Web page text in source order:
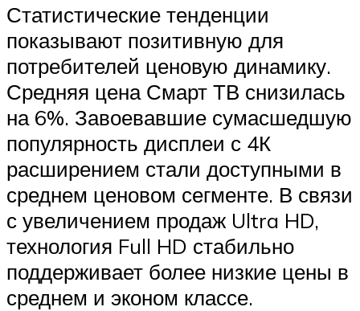
Статистические тенденции
показывают позитивную для
потребителей ценовую динамику.
Средняя цена Смарт ТВ снизилась
на 6%. Завоевавшие сумасшедшую
популярность дисплеи с 4К
расширением стали доступными в
среднем ценовом сегменте. В связи
с увеличением продаж Ultra HD,
технология Full HD стабильно
поддерживает более низкие цены в
среднем и эконом классе.